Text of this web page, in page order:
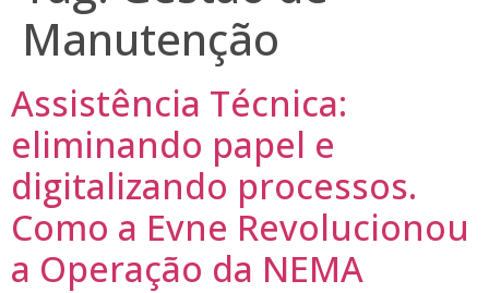
Manutenção
Assistência Técnica:
eliminando papel e
digitalizando processos.
Como a Evne Revolucionou
a Operação da NEMA